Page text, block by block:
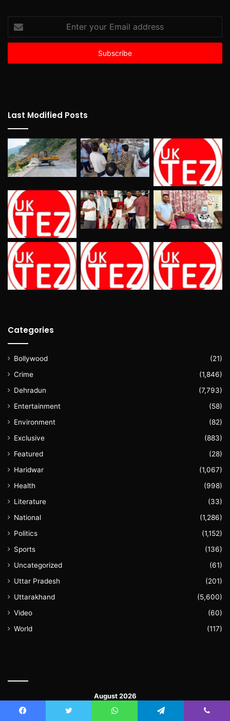
your
Email
Last Modified Posts
Categories
Bollywood
(21)
Crime
(1,846)
Dehradun
(7,793)
Entertainment
(58)
Environment
(82)
Exclusive
(883)
Featured
(28)
Haridwar
(1,067)
Health
(998)
Literature
(33)
National
(1,286)
Politics
(1,152)
Sports
(136)
Uncategorized
(61)
Uttar Pradesh
(201)
Uttarakhand
(5,600)
Video
(60)
World
(117)
August 2026